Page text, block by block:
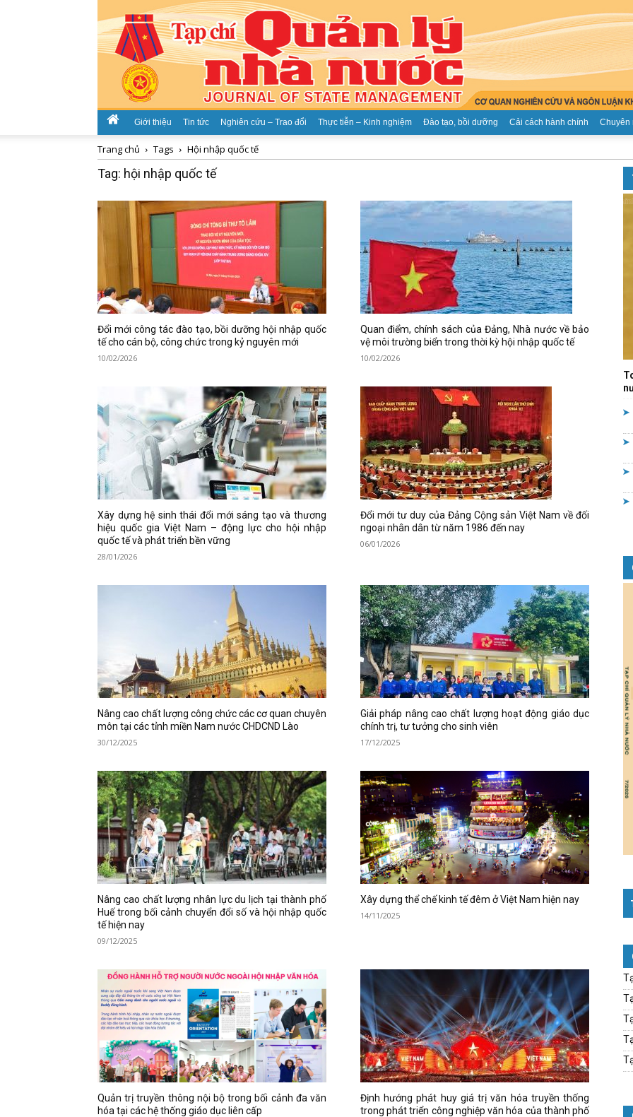
chí
Quản
nhà
nước
Giới thiệu Tin tức Nghiên cứu – Trao đổi Thực tiễn – Kinh nghiệm Đào tạo, bồi dưỡng Cải cách hành chính Chuyên
Trang chủ Tags Hội nhập quốc tế
Tag: hội nhập quốc tế
Đổi mới công tác đào tạo, bồi dưỡng hội nhập quốc
tế cho cán bộ, công chức trong kỷ nguyên mới
10/02/2026
Quan điểm, chính sách của Đảng, Nhà nước về bảo
vệ môi trường biển trong thời kỳ hội nhập quốc tế
10/02/2026
Xây dựng hệ sinh thái đổi mới sáng tạo và thương
hiệu quốc gia Việt Nam – động lực cho hội nhập
quốc tế và phát triển bền vững
28/01/2026
Đổi mới tư duy của Đảng Cộng sản Việt Nam về đối
ngoại nhân dân từ năm 1986 đến nay
06/01/2026
Nâng cao chất lượng công chức các cơ quan chuyên
môn tại các tỉnh miền Nam nước CHDCND Lào
30/12/2025
Giải pháp nâng cao chất lượng hoạt động giáo dục
chính trị, tư tưởng cho sinh viên
17/12/2025
Nâng cao chất lượng nhân lực du lịch tại thành phố
Huế trong bối cảnh chuyển đổi số và hội nhập quốc
tế hiện nay
09/12/2025
Xây dựng thể chế kinh tế đêm ở Việt Nam hiện nay
14/11/2025
Quản trị truyền thông nội bộ trong bối cảnh đa văn
hóa tại các hệ thống giáo dục liên cấp
Định hướng phát huy giá trị văn hóa truyền thống
trong phát triển công nghiệp văn hóa của thành phố